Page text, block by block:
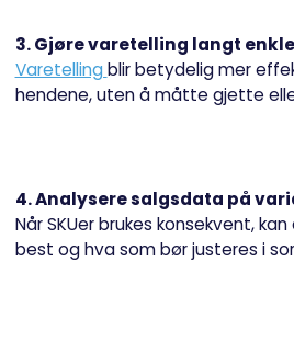
3. Gjøre varetelling langt
Varetellingblir betydelig mer
hendene, uten å måtte gjette
4. Analysere salgsdata på
Når SKUer brukes konsekvent,
best og hva som bør justeres i